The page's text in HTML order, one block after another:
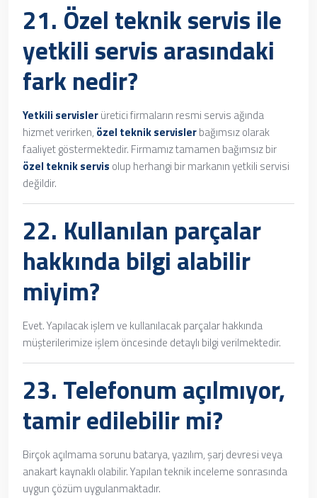
21. Özel teknik servis ile
yetkili servis arasındaki
fark nedir?
Yetkili servislerüretici firmaların resmi servis ağında
hizmet verirken, özel teknik servislerbağımsız olarak
faaliyet göstermektedir. Firmamız tamamen bağımsız bir
özel teknik servis olup herhangi bir markanın yetkili servisi
değildir.
22. Kullanılan parçalar
hakkında bilgi alabilir
miyim?
Evet. Yapılacak işlem ve kullanılacak parçalar hakkında
müşterilerimize işlem öncesinde detaylı bilgi verilmektedir.
23. Telefonum açılmıyor,
tamir edilebilir mi?
Birçok açılmama sorunu batarya, yazılım, şarj devresi veya
anakart kaynaklı olabilir. Yapılan teknik inceleme sonrasında
uygun çözüm uygulanmaktadır.